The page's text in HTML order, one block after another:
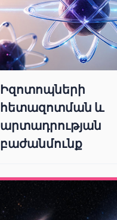
Իզոտոպների
հետազոտման և
արտադրության
բաժանմունք